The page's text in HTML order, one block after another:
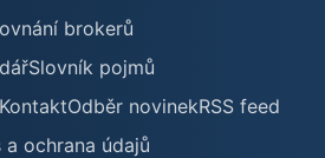
brokerů
Slovník pojmů
KontaktOdběr novinekRSS feed
ochrana údajů